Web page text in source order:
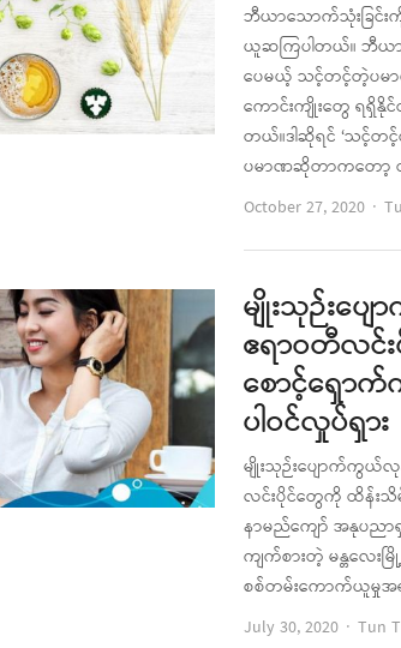
ဘီယာသောက်သုံးခြင်း
ယူဆကြပါတယ်။ ဘီယ
ပေမယ့် သင့်တင့်တဲ့ပမာ
ကောင်းကျိုးတွေ ရရှိနို
တယ်။ဒါဆိုရင် ‘သင့်
ပမာဏဆိုတာကတော့
October 27, 2020
မျိုးသုဉ်းပ
ဧရာဝတီလင်
စောင့်ရှော
ပါဝင်လှုပ်ရှား
မျိုးသုဉ်းပျောက်ကွယ်
လင်းပိုင်တွေကို ထိန်းသိ
နာမည်ကျော် အနုပညာ
ကျက်စားတဲ့ မန္တလေးမ
စစ်တမ်းကောက်ယူမှုအရ
July 30, 2020
Tun